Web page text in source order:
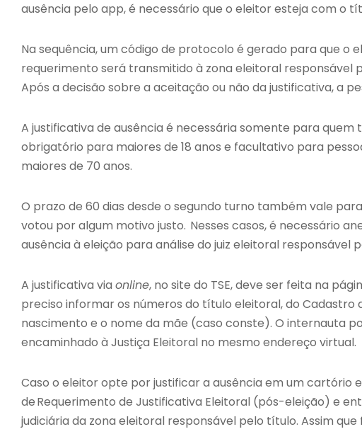
ausência pelo app, é necessário que o eleitor esteja com o
Na sequência, um código de protocolo é gerado para que o
requerimento será transmitido à zona eleitoral responsável
Após a decisão sobre a aceitação ou não da justificativa, a
A justificativa de ausência é necessária somente para quem
obrigatório para maiores de 18 anos e facultativo para
maiores de 70 anos.
O prazo de 60 dias desde o segundo turno também vale
votou por algum motivo justo. Nesses casos, é necessário
ausência à eleição para análise do juiz eleitoral responsável
A justificativa via online, no site do TSE, deve ser feita na
preciso informar os números do título eleitoral, do Cadastro
nascimento e o nome da mãe (caso conste). O internauta
encaminhado à Justiça Eleitoral no mesmo endereço virtual.
Caso o eleitor opte por justificar a ausência em um cartório
de Requerimento de Justificativa Eleitoral (pós-eleição) e
judiciária da zona eleitoral responsável pelo título. Assim